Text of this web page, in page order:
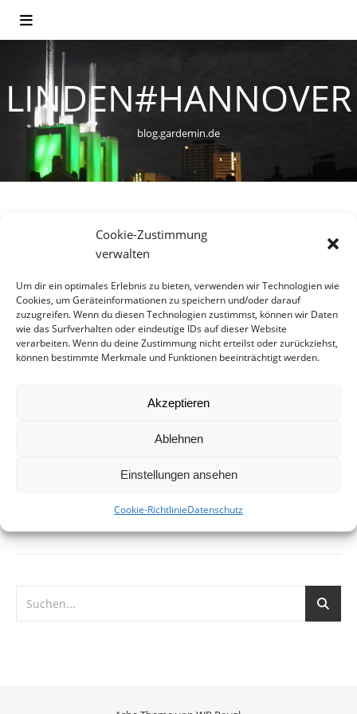
Cookie-Zustimmung
verwalten
Um dir ein optimales Erlebnis zu bieten, verwenden wir Technologien wie
Cookies, um Geräteinformationen zu speichern und/oder darauf
zuzugreifen. Wenn du diesen Technologien zustimmst, können wir Daten
wie das Surfverhalten oder eindeutige IDs auf dieser Website
verarbeiten. Wenn du deine Zustimmung nicht erteilst oder zurückziehst,
können bestimmte Merkmale und Funktionen beeinträchtigt werden.
Akzeptieren
Ablehnen
Einstellungen ansehen
Cookie-RichtlinieDatenschutz
LINDEN#HANNOVER
blog.gardemin.de
WOHNEN
– Die Wasserstadt Limmer
10. März 2014
der fast vollständig abgerissenen Industrieanlagen der